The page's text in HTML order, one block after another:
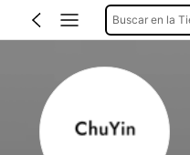
Buscar en la